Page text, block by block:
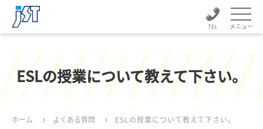
メニュー
ESLの授業について教えて下さい。
ホーム よくある質問 ESLの授業について教えて下さい。